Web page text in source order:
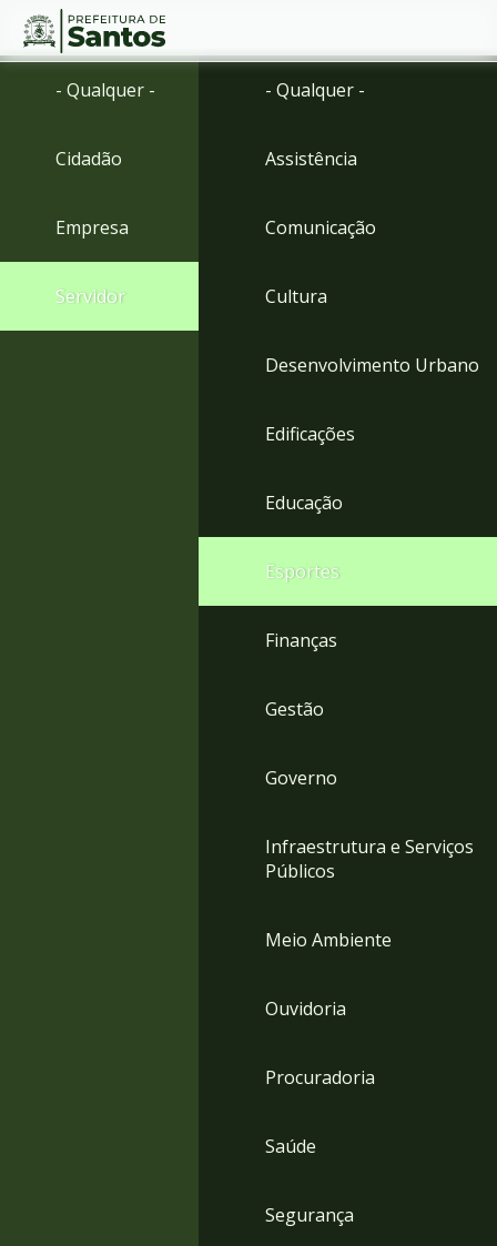
Ir
menu
para
Conteúdo
- Qualquer -
Cidadão
Empresa
Servidor
- Qualquer -
Assistência
Comunicação
Cultura
Desenvolvimento Urbano
Edificações
Educação
Esportes
Finanças
Gestão
Governo
Infraestrutura e Serviços
Públicos
Meio Ambiente
Ouvidoria
Procuradoria
Saúde
Segurança